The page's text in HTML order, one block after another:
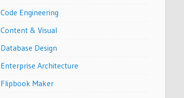
Code Engineering
Content & Visual
Database Design
Enterprise Architecture
Flipbook Maker